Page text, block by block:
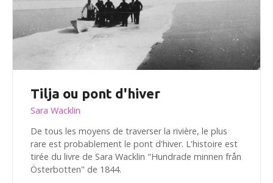
Tilja ou pont d'hiver
Sara Wacklin
De tous les moyens de traverser la rivière, le plus
rare est probablement le pont d'hiver. L'histoire est
tirée du livre de Sara Wacklin "Hundrade minnen från
Österbotten" de 1844.